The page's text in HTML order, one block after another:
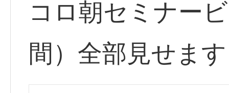
コロ朝セミナー
間）全部見せます